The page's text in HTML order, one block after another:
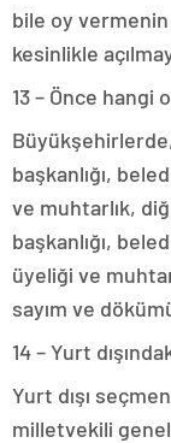
bile oy
kesinlikle
13 – Önce hangi
başkanlığı,
ve muhtarlık,
başkanlığı,
üyeliği ve
sayım ve
14 – Yurt
Yurt dışı
milletvekili